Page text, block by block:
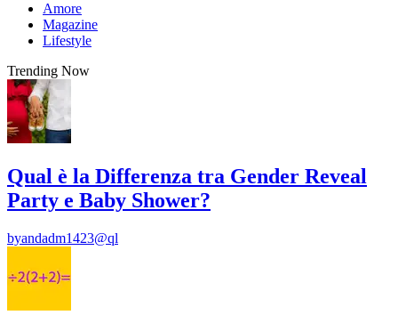
Amore
Magazine
Lifestyle
Trending Now
Qual è la Differenza tra Gender Reveal
Party e Baby Shower?
byandadm1423@ql